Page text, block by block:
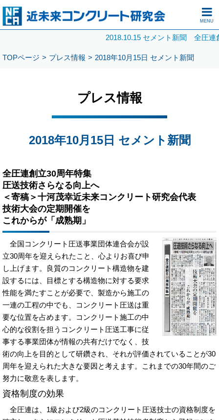
MENU
2018.10.15 セメント新聞 全圧連
TOPページ プレス情報 2018年10月15日 セメント新聞
プレス情報
2018年10月15日 セメント新聞
全圧連創立30周年特集
圧送技術さらなる向上へ
＜寄稿＞十河茂幸近未来コンクリート研究会代表
技術大会の定期開催を
これからが「成熟期」
全国コンクリート圧送事業団体連合会が設
立30周年を迎えられたこと、心よりお喜び申
し上げます。良質のコンクリート構造物を建
設するには、目標とする構造物に対する要求
性能を満たすことが必要で、製造から施工の
一連の工程の中でも、コンクリート圧送は重
要な位置を占めます。コンクリート施工の中
心的な役割を担うコンクリート圧送工事に従
事する事業団体が情報の共有だけでなく、技
術の向上を目的として研鑽され、それが評価されていることが30
周年を迎えられた大きな要因と考えます。これまでの30年間のご
努力に敬意を表します。
資格制度の効果
全圧連は、1級および2級のコンクリート圧送技士の資格制度を